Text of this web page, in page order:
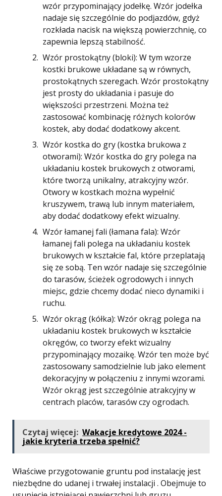
wzór przypominający jodełkę. Wzór jodełka
nadaje się szczególnie do podjazdów, gdyż
rozkłada nacisk na większą powierzchnię, co
zapewnia lepszą stabilność.
Wzór prostokątny (bloki): W tym wzorze
kostki brukowe układane są w równych,
prostokątnych szeregach. Wzór prostokątny
jest prosty do układania i pasuje do
większości przestrzeni. Można też
zastosować kombinację różnych kolorów
kostek, aby dodać dodatkowy akcent.
Wzór kostka do gry (kostka brukowa z
otworami): Wzór kostka do gry polega na
układaniu kostek brukowych z otworami,
które tworzą unikalny, atrakcyjny wzór.
Otwory w kostkach można wypełnić
kruszywem, trawą lub innym materiałem,
aby dodać dodatkowy efekt wizualny.
Wzór łamanej fali (łamana fala): Wzór
łamanej fali polega na układaniu kostek
brukowych w kształcie fal, które przeplatają
się ze sobą. Ten wzór nadaje się szczególnie
do tarasów, ścieżek ogrodowych i innych
miejsc, gdzie chcemy dodać nieco dynamiki i
ruchu.
Wzór okrąg (kółka): Wzór okrąg polega na
układaniu kostek brukowych w kształcie
okręgów, co tworzy efekt wizualny
przypominający mozaikę. Wzór ten może być
zastosowany samodzielnie lub jako element
dekoracyjny w połączeniu z innymi wzorami.
Wzór okrąg jest szczególnie atrakcyjny w
centrach placów, tarasów czy ogrodach.
Czytaj więcej: Wakacje kredytowe 2024 -
jakie kryteria trzeba spełnić?
Właściwe przygotowanie gruntu pod instalację jest
niezbędne do udanej i trwałej instalacji . Obejmuje to